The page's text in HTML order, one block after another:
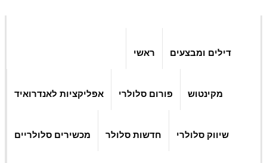
ראשי דילים ומבצעים
אפליקציות לאנדרואיד פורום סלולרי מקינטוש
מכשירים סלולריים חדשות סלולר שיווק סלולרי